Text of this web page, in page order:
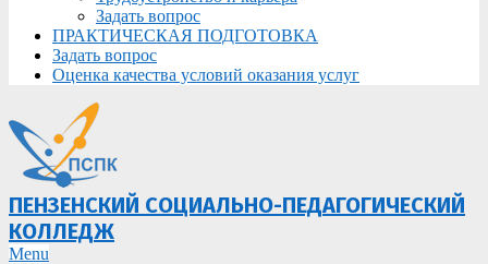
Задать вопрос
ПРАКТИЧЕСКАЯ ПОДГОТОВКА
Задать вопрос
Оценка качества условий оказания услуг
ПЕНЗЕНСКИЙ СОЦИАЛЬНО-ПЕДАГОГИЧЕСКИЙ
КОЛЛЕДЖ
Primary
Menu